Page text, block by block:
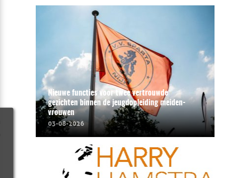
Nieuwe functies voor twee vertrouwde
gezichten binnen de jeugdopleiding meiden-
vrouwen
03-08-2026